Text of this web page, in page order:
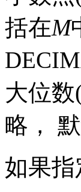
括在M
大位数
略，
如果指